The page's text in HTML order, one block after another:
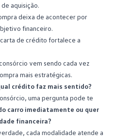
aquisição.
deixa de acontecer por
financeiro.
carta de crédito fortalece a
vem sendo cada vez
mais estratégicas.
crédito faz mais sentido?
uma pergunta pode te
carro imediatamente ou quer
financeira?
cada modalidade atende a